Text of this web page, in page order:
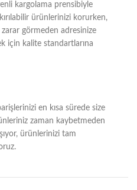
kargolama prensibiyle
ürünlerinizi korurken,
görmeden adresinize
için kalite standartlarına
en kısa sürede size
zaman kaybetmeden
ürünlerinizi tam